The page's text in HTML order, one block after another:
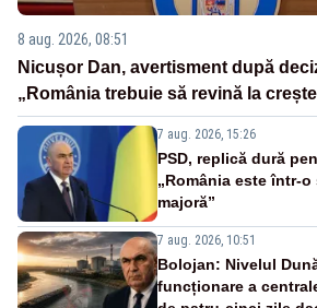
8 aug. 2026, 08:51
Nicușor Dan, avertisment după
„România trebuie să revină la
7 aug. 2026, 15:26
PSD, replică dură
„România este într-
majoră”
7 aug. 2026, 10:51
Bolojan: Nivelul
funcționare a